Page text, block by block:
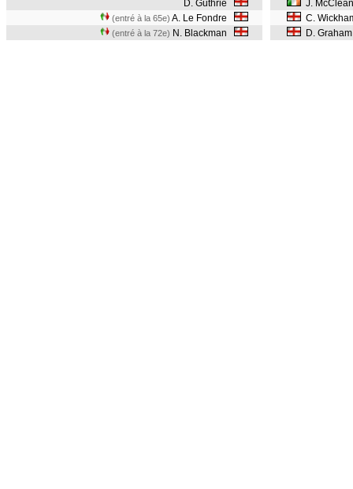
D. Guthrie
(entré à la 65e) A. Le Fondre
(entré à la 72e) N. Blackman
J.
C.
D.